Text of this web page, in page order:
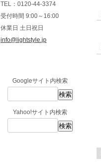
TEL：0120-44-3374
受付時間 9:00～16:00
休業日 土日祝日
info@lightstyle.jp
Googleサイト内検索
Yahoo!サイト内検索